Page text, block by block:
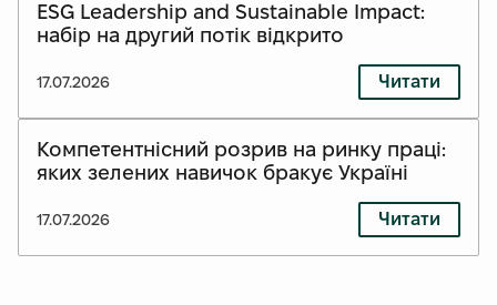
ESG Leadership and Sustainable Impact:
набір на другий потік відкрито
17.07.2026 Читати
Компетентнісний розрив на ринку праці:
яких зелених навичок бракує Україні
17.07.2026 Читати